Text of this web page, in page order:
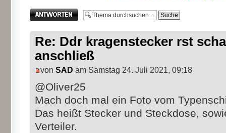
Antwort erstellen
Re: Ddr kragenstecker rst
anschließ
von SAD am Samstag 24. Juli 2021, 09:18
@Oliver25
Mach doch mal ein Foto vom
Das heißt Stecker und Steckdose,
Verteiler.